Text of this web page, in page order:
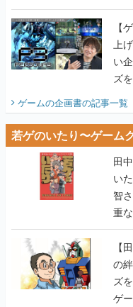
画
【
上
い
ズ
ビ
ゲームの企画書の記事一覧
若ゲのいたり〜ゲーム
田
い
智
重
【
の
ズ
ゲ